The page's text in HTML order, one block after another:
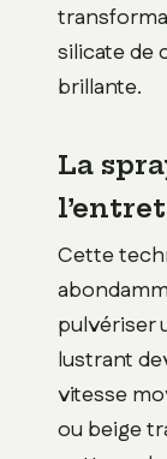
silicate de
brillante.
La
Cette
pulvériser
lustrant
vitesse
ou beige